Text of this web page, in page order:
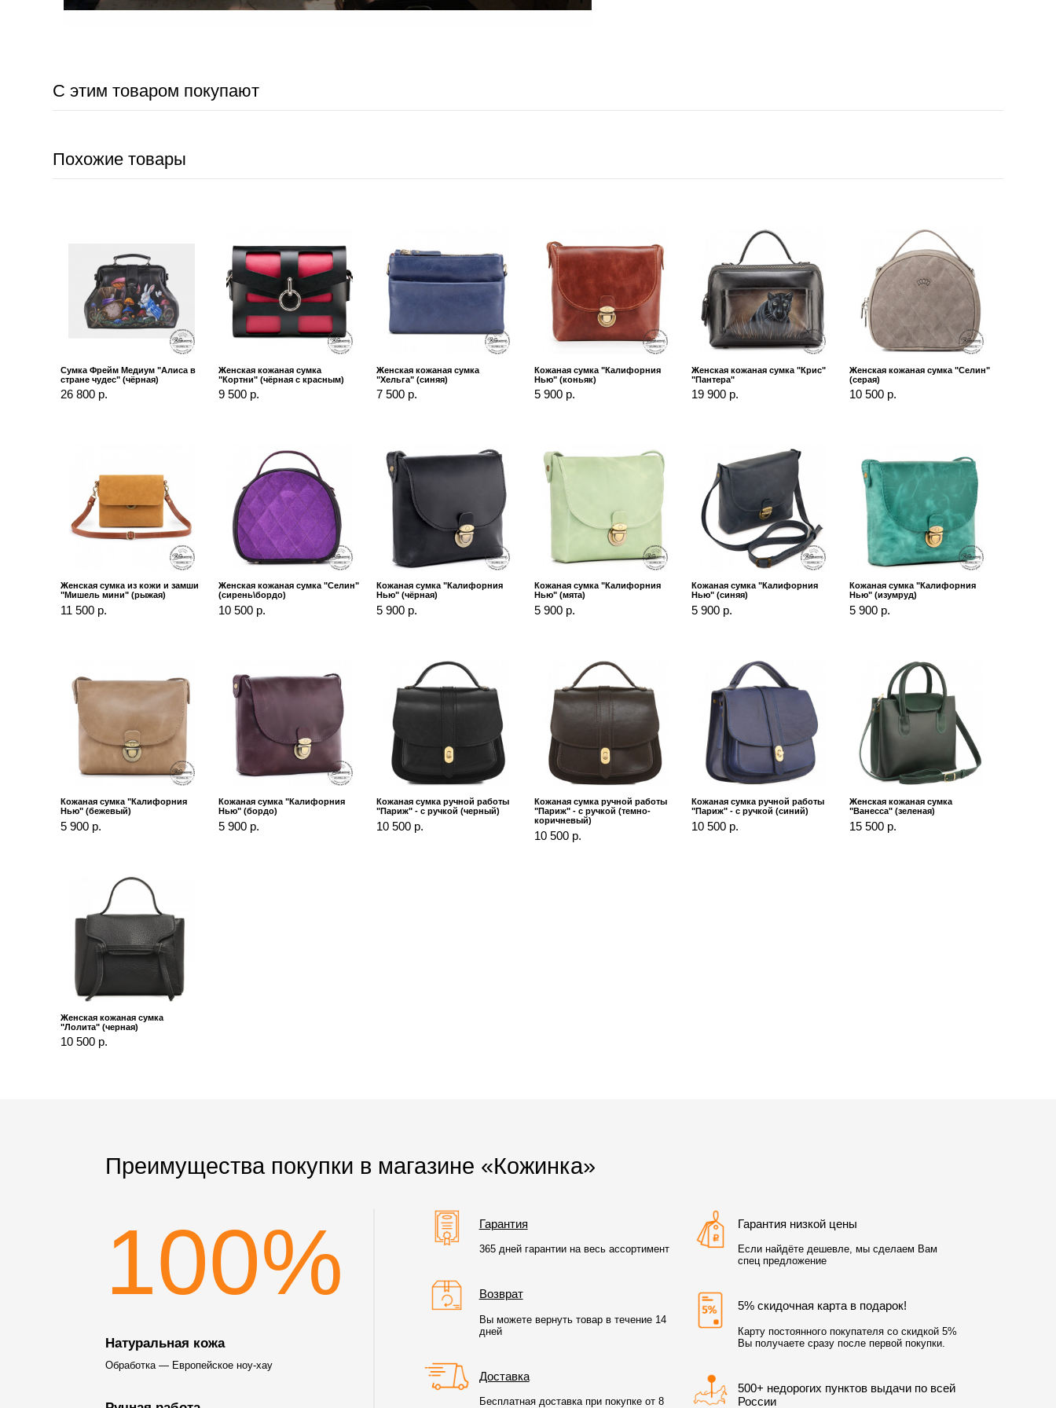
С этим товаром покупают
Похожие товары
Сумка Фрейм Медиум "Алиса в
стране чудес" (чёрная)
26 800 р.
Женская кожаная сумка
"Кортни" (чёрная с красным)
9 500 р.
Женская кожаная сумка
"Хельга" (синяя)
7 500 р.
Кожаная сумка "Калифорния
Нью" (коньяк)
5 900 р.
Женская кожаная сумка "Крис"
"Пантера"
19 900 р.
Женская кожаная сумка "Селин"
(серая)
10 500 р.
Женская сумка из кожи и замши
"Мишель мини" (рыжая)
11 500 р.
Женская кожаная сумка "Селин"
(сирень\бордо)
10 500 р.
Кожаная сумка "Калифорния
Нью" (чёрная)
5 900 р.
Кожаная сумка "Калифорния
Нью" (мята)
5 900 р.
Кожаная сумка "Калифорния
Нью" (синяя)
5 900 р.
Кожаная сумка "Калифорния
Нью" (изумруд)
5 900 р.
Кожаная сумка "Калифорния
Нью" (бежевый)
5 900 р.
Кожаная сумка "Калифорния
Нью" (бордо)
5 900 р.
Кожаная сумка ручной работы
"Париж" - с ручкой (черный)
10 500 р.
Кожаная сумка ручной работы
"Париж" - с ручкой (темно-
коричневый)
10 500 р.
Кожаная сумка ручной работы
"Париж" - с ручкой (синий)
10 500 р.
Женская кожаная сумка
"Ванесса" (зеленая)
15 500 р.
Женская кожаная сумка
"Лолита" (черная)
10 500 р.
Преимущества покупки в магазине «Кожинка»
100%
Натуральная кожа
Обработка — Европейское ноу-хау
Гарантия
365 дней гарантии на весь ассортимент
Возврат
Вы можете вернуть товар в течение 14
дней
Доставка
Бесплатная доставка при покупке от 8
Гарантия низкой цены
Если найдёте дешевле, мы сделаем Вам
спец предложение
5% скидочная карта в подарок!
Карту постоянного покупателя со скидкой 5%
Вы получаете сразу после первой покупки.
500+ недорогих пунктов выдачи по всей
России